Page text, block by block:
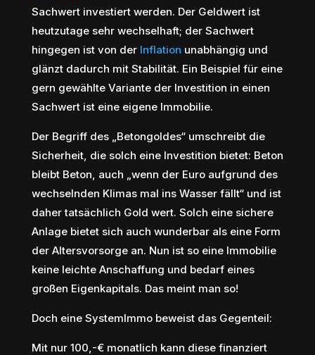
Sachwert investiert werden. Der Geldwert ist
heutzutage sehr wechselhaft; der Sachwert
hingegen ist von der Inflation unabhängig und
glänzt dadurch mit Stabilität. Ein Beispiel für eine
gern gewählte Variante der Investition in einen
Sachwert ist eine eigene Immobilie.
Der Begriff des „Betongoldes“ umschreibt die
Sicherheit, die solch eine Investition bietet: Beton
bleibt Beton, auch „wenn der Euro aufgrund des
wechselnden Klimas mal ins Wasser fällt“ und ist
daher tatsächlich Gold wert. Solch eine sichere
Anlage bietet sich auch wunderbar als eine Form
der Altersvorsorge an. Nun ist so eine Immobilie
keine leichte Anschaffung und bedarf eines
großen Eigenkapitals. Das meint man so!
Doch eine SystemImmo beweist das Gegenteil:
Mit nur 100,-€ monatlich kann diese finanziert